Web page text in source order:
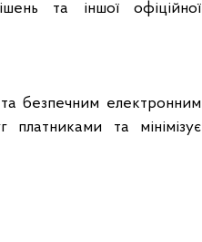
та іншої офіційної
безпечним електронним
та мінімізує